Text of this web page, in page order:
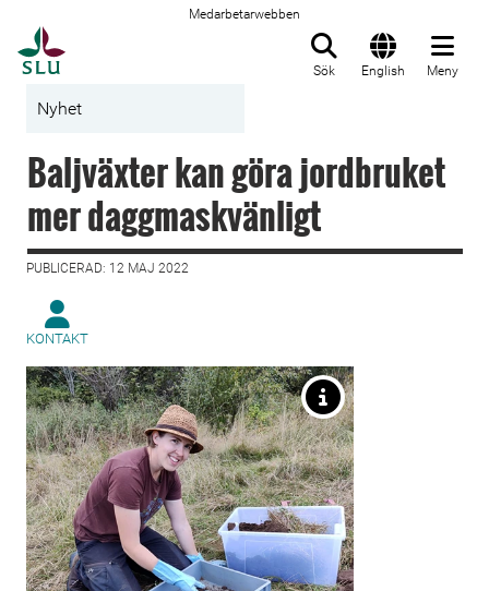
Medarbetarwebben
Sök English Meny
Nyhet
Baljväxter kan göra jordbruket
mer daggmaskvänligt
PUBLICERAD: 12 MAJ 2022
KONTAKT